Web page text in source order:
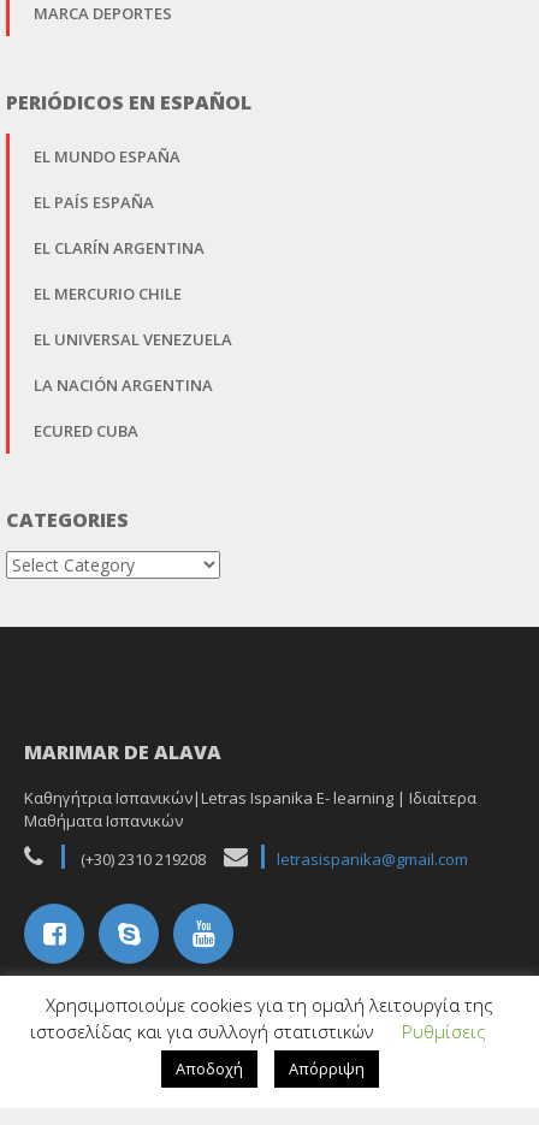
MARCA DEPORTES
PERIÓDICOS EN ESPAÑOL
EL MUNDO ESPAÑA
EL PAÍS ESPAÑA
EL CLARÍN ARGENTINA
EL MERCURIO CHILE
EL UNIVERSAL VENEZUELA
LA NACIÓN ARGENTINA
ECURED CUBA
CATEGORIES
Categories
MARIMAR DE ALAVA
Καθηγήτρια Ισπανικών|Letras Ispanika E- learning | Ιδιαίτερα
Μαθήματα Ισπανικών
(+30) 2310 219208
letrasispanika@gmail.com
Χρησιμοποιούμε cookies για τη ομαλή λειτουργία της
ιστοσελίδας και για συλλογή στατιστικών
Ρυθμίσεις
Αποδοχή Απόρριψη